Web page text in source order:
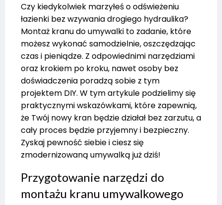
Czy kiedykolwiek marzyłeś o odświeżeniu
łazienki bez wzywania drogiego hydraulika?
Montaż kranu do umywalki to zadanie, które
możesz wykonać samodzielnie, oszczędzając
czas i pieniądze. Z odpowiednimi narzędziami
oraz krokiem po kroku, nawet osoby bez
doświadczenia poradzą sobie z tym
projektem DIY. W tym artykule podzielimy się
praktycznymi wskazówkami, które zapewnią,
że Twój nowy kran będzie działał bez zarzutu, a
cały proces będzie przyjemny i bezpieczny.
Zyskaj pewność siebie i ciesz się
zmodernizowaną umywalką już dziś!
Przygotowanie narzędzi do
montażu kranu umywalkowego